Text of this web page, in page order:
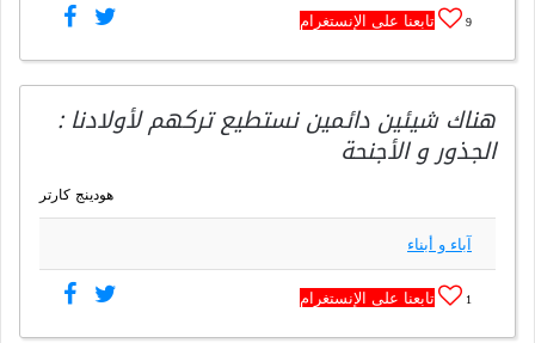
9 تابعنا على الإنستغرام
هناك شيئين دائمين نستطيع تركهم لأولادنا :
الجذور و الأجنحة
هودينج كارتر
آباء و أبناء
1 تابعنا على الإنستغرام